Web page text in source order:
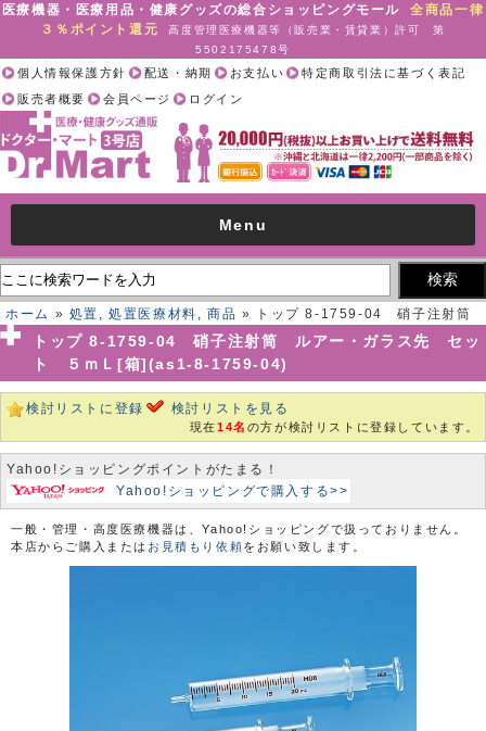
医療機器・医療用品・健康グッズの総合ショッピングモール全商品一律
３％ポイント還元
高度管理医療機器等（販売業・賃貸業）許可 第
5502175478号
個人情報保護方針 配送・納期 お支払い
特定商取引法に基づく表記
販売者概要
会員ページ ログイン
Menu
ホーム » 処置 ,処置医療材料 , 商品 » トップ 8-1759-04 硝子注射筒
ルアー・ガラス先 セット ５ｍＬ[箱](as1-8-1759-04)
トップ 8-1759-04 硝子注射筒 ルアー・ガラス先 セッ
ト ５ｍＬ[箱](as1-8-1759-04)
検討リストに登録 検討リストを見る
現在14名 の方が検討リストに登録しています。
Yahoo!ショッピングポイントがたまる！
Yahoo!ショッピングで購入する>>
一般・管理・高度医療機器は、Yahoo!ショッピングで扱っておりません。
本店からご購入または お見積もり依頼をお願い致します。